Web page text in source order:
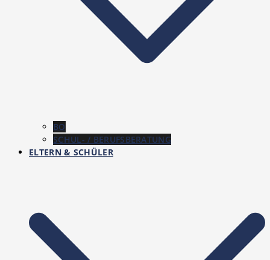
BO
SCHUL- / BERUFSBERATUNG
ELTERN & SCHÜLER